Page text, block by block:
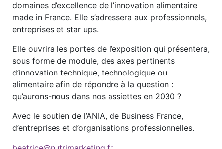
domaines d’excellence de l’innovation alimentaire
made in France. Elle s’adressera aux professionnels,
entreprises et star ups.
Elle ouvrira les portes de l’exposition qui présentera,
sous forme de module, des axes pertinents
d’innovation technique, technologique ou
alimentaire afin de répondre à la question :
qu’aurons-nous dans nos assiettes en 2030 ?
Avec le soutien de l’ANIA, de Business France,
d’entreprises et d’organisations professionnelles.